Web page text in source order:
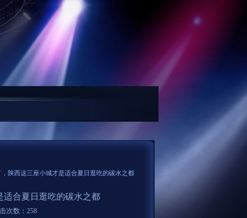
2024年7月11日全国主要批发市场青提子价格行情...
陕西这三座小城才是适合夏日逛吃的碳水之都
适合夏日逛吃的碳水之都
次数：258